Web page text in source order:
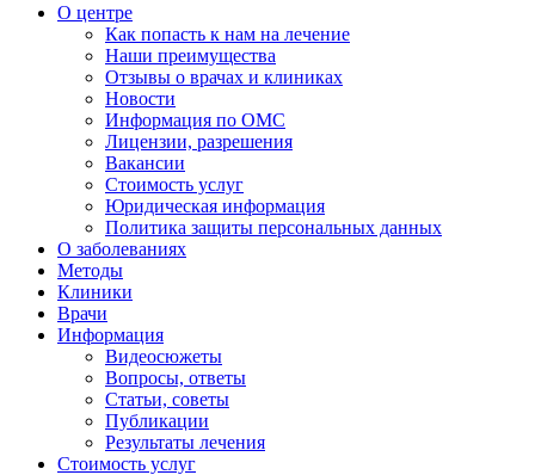
О центре
Как попасть к нам на лечение
Наши преимущества
Отзывы о врачах и клиниках
Новости
Информация по ОМС
Лицензии, разрешения
Вакансии
Стоимость услуг
Юридическая информация
Политика защиты персональных данных
О заболеваниях
Методы
Клиники
Врачи
Информация
Видеосюжеты
Вопросы, ответы
Статьи, советы
Публикации
Результаты лечения
Стоимость услуг